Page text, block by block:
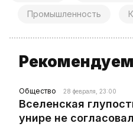
Промышленность
Рекомендуем
Общество 28 февраля, 23:00
Вселенская
унире не